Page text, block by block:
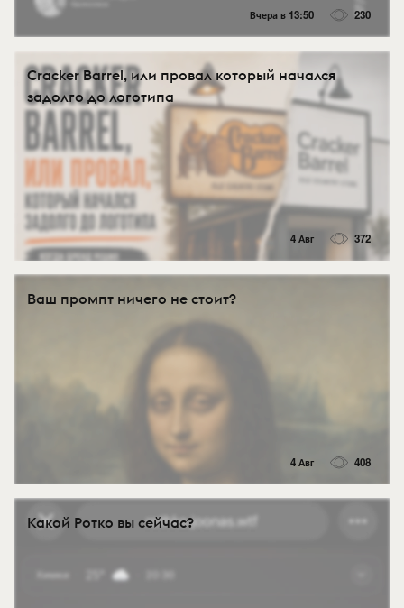
Вчера в 13:50 230
Cracker Barrel, или провал который начался
задолго до логотипа
4 Авг 372
Ваш промпт ничего не стоит?
4 Авг 408
Какой Ротко вы сейчас?